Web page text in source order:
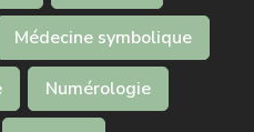
Médecine symbolique
Numérologie